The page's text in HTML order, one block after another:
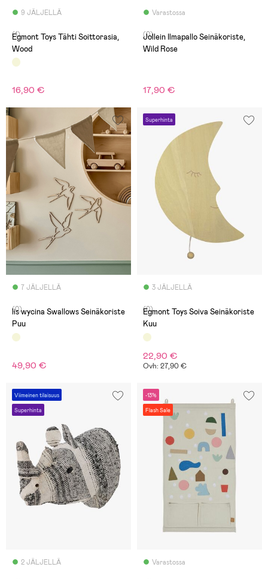
9 JÄLJELLÄ
(1)
Egmont Toys Tähti Soittorasia,
Wood
16,90 €
Varastossa
(0)
Jollein Ilmapallo Seinäkoriste,
Wild Rose
17,90 €
7 JÄLJELLÄ
(0)
lis wycina Swallows Seinäkoriste
Puu
49,90 €
Superhinta
3 JÄLJELLÄ
(0)
Egmont Toys Soiva Seinäkoriste
Kuu
22,90 €
Ovh: 27,90 €
Viimeinen tilaisuus
Superhinta
2 JÄLJELLÄ
-13%
Flash Sale
Varastossa